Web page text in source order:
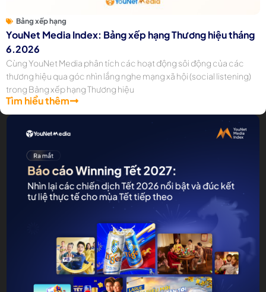
Bảng xếp hạng
YouNet Media Index: Bảng xếp hạng Thương hiệu tháng
6.2026
Cùng YouNet Media phân tích các hoạt động sôi động của các
thương hiệu qua góc nhìn lắng nghe mạng xã hội (social listening)
trong Bảng xếp hạng Thương hiệu
Tìm hiểu thêm